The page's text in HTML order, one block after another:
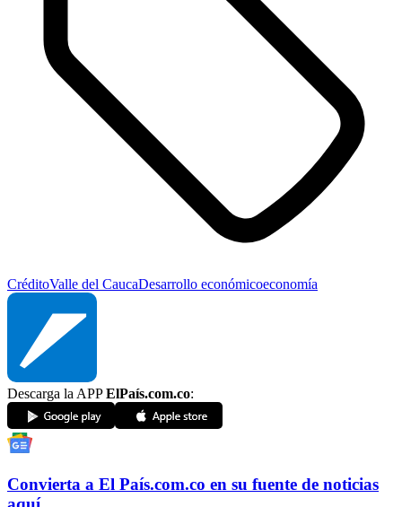
CréditoValle del CaucaDesarrollo económicoeconomía
Descarga la APPElPaís.com.co:
Convierta a El País.com.co en su fuente de noticias